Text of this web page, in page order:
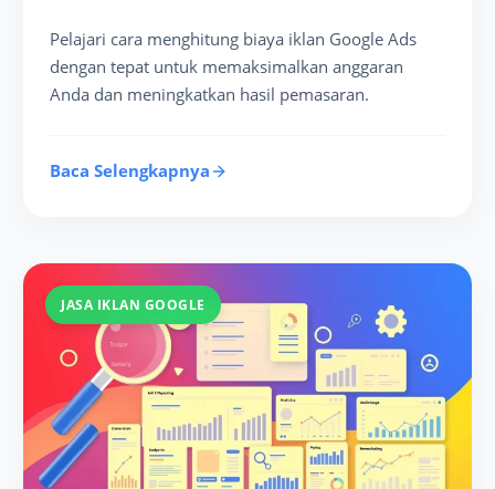
Pelajari cara menghitung biaya iklan Google Ads
dengan tepat untuk memaksimalkan anggaran
Anda dan meningkatkan hasil pemasaran.
Baca Selengkapnya
JASA IKLAN GOOGLE